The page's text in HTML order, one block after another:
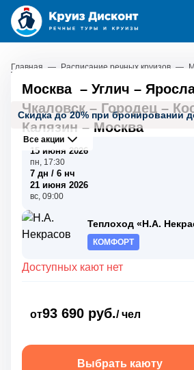
Главная — Расписание речных круизов —
Скидка до 20% при бронировании
Все акции
Москва – Углич –
Чкаловск– Городец –
Калязин – Москва
15 июня 2026
пн, 17:30
7 дн / 6 нч
21 июня 2026
вс, 09:00
Теплоход «Н.А.
КОМФОРТ
Доступных кают нет
от93 690 руб./ чел
Выбрать каюту